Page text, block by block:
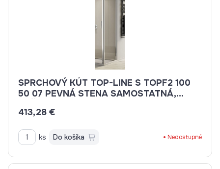
SPRCHOVÝ KÚT TOP-LINE S TOPF2 100
50 07 PEVNÁ STENA SAMOSTATNÁ,
413,28 €
ks Do košíka Nedostupné